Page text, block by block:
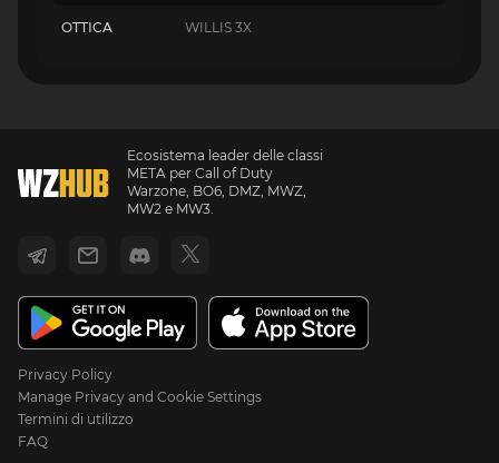
OTTICA WILLIS 3X
Ecosistema leader delle classi
META per Call of Duty
Warzone, BO6, DMZ, MWZ,
MW2 e MW3.
Privacy Policy
Manage Privacy and Cookie Settings
Termini di utilizzo
FAQ